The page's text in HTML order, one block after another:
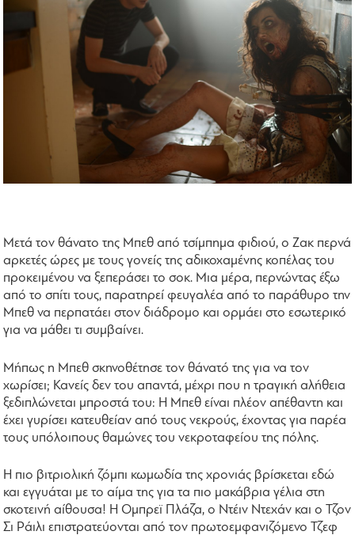
Μετά τον θάνατο της Μπεθ από τσίμπημα φιδιού, ο Ζακ περνά
αρκετές ώρες με τους γονείς της αδικοχαμένης κοπέλας του
προκειμένου να ξεπεράσει το σοκ. Μια μέρα, περνώντας έξω
από το σπίτι τους, παρατηρεί φευγαλέα από το παράθυρο την
Μπεθ να περπατάει στον διάδρομο και ορμάει στο εσωτερικό
για να μάθει τι συμβαίνει.
Μήπως η Μπεθ σκηνοθέτησε τον θάνατό της για να τον
χωρίσει; Κανείς δεν του απαντά, μέχρι που η τραγική αλήθεια
ξεδιπλώνεται μπροστά του: Η Μπεθ είναι πλέον απέθαντη και
έχει γυρίσει κατευθείαν από τους νεκρούς, έχοντας για παρέα
τους υπόλοιπους θαμώνες του νεκροταφείου της πόλης.
Η πιο βιτριολική ζόμπι κωμωδία της χρονιάς βρίσκεται εδώ
και εγγυάται με το αίμα της για τα πιο μακάβρια γέλια στη
σκοτεινή αίθουσα! Η Ομπρεϊ Πλάζα, ο Ντέιν Ντεχάν και ο Τζον
Σι Ράιλι επιστρατεύονται από τον πρωτοεμφανιζόμενο Τζεφ